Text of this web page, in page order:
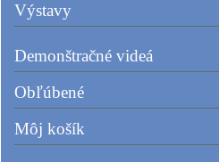
Výstavy
Demonštračné videá
Obľúbené
Môj košík